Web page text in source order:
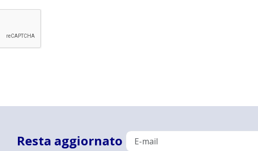
Resta aggiornato